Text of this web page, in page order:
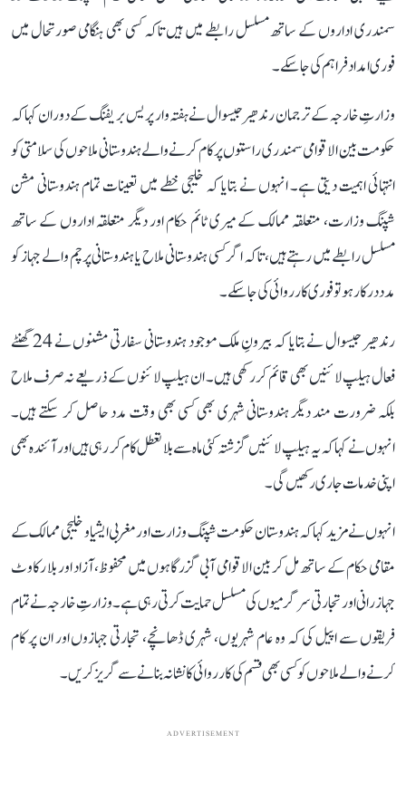
سمندری اداروں کے ساتھ مسلسل رابطے میں ہیں تاکہ کسی بھی ہنگامی صورتحال میں
فوری امداد فراہم کی جا سکے۔
وزارتِ خارجہ کے ترجمان رندھیر جیسوال نے ہفتہ وار پریس بریفنگ کے دوران کہا کہ
حکومت بین الاقوامی سمندری راستوں پر کام کرنے والے ہندوستانی ملاحوں کی سلامتی کو
انتہائی اہمیت دیتی ہے۔ انہوں نے بتایا کہ خلیجی خطے میں تعینات تمام ہندوستانی مشن
شپنگ وزارت، متعلقہ ممالک کے میری ٹائم حکام اور دیگر متعلقہ اداروں کے ساتھ
مسلسل رابطے میں رہتے ہیں، تاکہ اگر کسی ہندوستانی ملاح یا ہندوستانی پرچم والے جہاز کو
مدد درکار ہو تو فوری کارروائی کی جا سکے۔
رندھیر جیسوال نے بتایا کہ بیرونِ ملک موجود ہندوستانی سفارتی مشنوں نے 24 گھنٹے
فعال ہیلپ لائنیں بھی قائم کر رکھی ہیں۔ ان ہیلپ لائنوں کے ذریعے نہ صرف ملاح
بلکہ ضرورت مند دیگر ہندوستانی شہری بھی کسی بھی وقت مدد حاصل کر سکتے ہیں۔
انہوں نے کہا کہ یہ ہیلپ لائنیں گزشتہ کئی ماہ سے بلا تعطل کام کر رہی ہیں اور آئندہ بھی
اپنی خدمات جاری رکھیں گی۔
انہوں نے مزید کہا کہ ہندوستان حکومت شپنگ وزارت اور مغربی ایشیا و خلیجی ممالک کے
مقامی حکام کے ساتھ مل کر بین الاقوامی آبی گزرگاہوں میں محفوظ، آزاد اور بلا رکاوٹ
جہاز رانی اور تجارتی سرگرمیوں کی مسلسل حمایت کرتی رہی ہے۔ وزارتِ خارجہ نے تمام
فریقوں سے اپیل کی کہ وہ عام شہریوں، شہری ڈھانچے، تجارتی جہازوں اور ان پر کام
کرنے والے ملاحوں کو کسی بھی قسم کی کارروائی کا نشانہ بنانے سے گریز کریں۔
ADVERTISEMENT